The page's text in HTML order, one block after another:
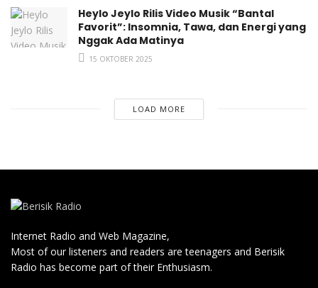
Heylo Jeylo Rilis Video Musik “Bantal
Favorit”: Insomnia, Tawa, dan Energi yang
Nggak Ada Matinya
15 OKTOBER 2025
LOAD MORE
Internet Radio and Web Magazine,
Most of our listeners and readers are teenagers and Berisik
Radio has become part of their Enthusiasm.